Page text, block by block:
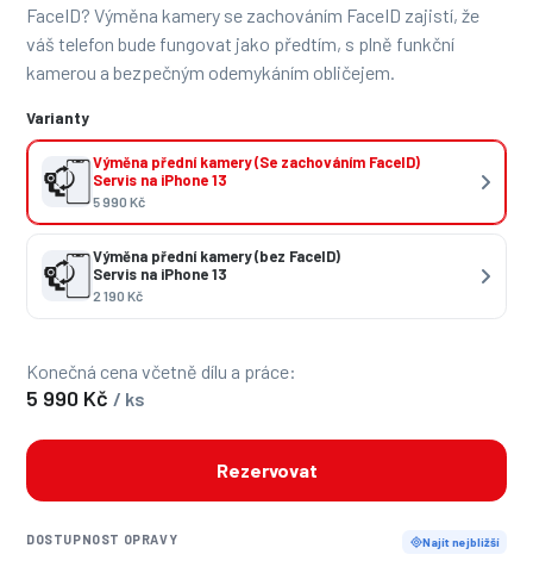
FaceID? Výměna kamery se zachováním FaceID zajistí, že
váš telefon bude fungovat jako předtím, s plně funkční
kamerou a bezpečným odemykáním obličejem.
Varianty
Výměna přední kamery (Se zachováním FaceID)
Servis na iPhone 13
5 990 Kč
Výměna přední kamery (bez FaceID)
Servis na iPhone 13
2 190 Kč
Konečná cena včetně dílu a práce:
5 990 Kč / ks
Rezervovat
DOSTUPNOST OPRAVY Najít nejbližší